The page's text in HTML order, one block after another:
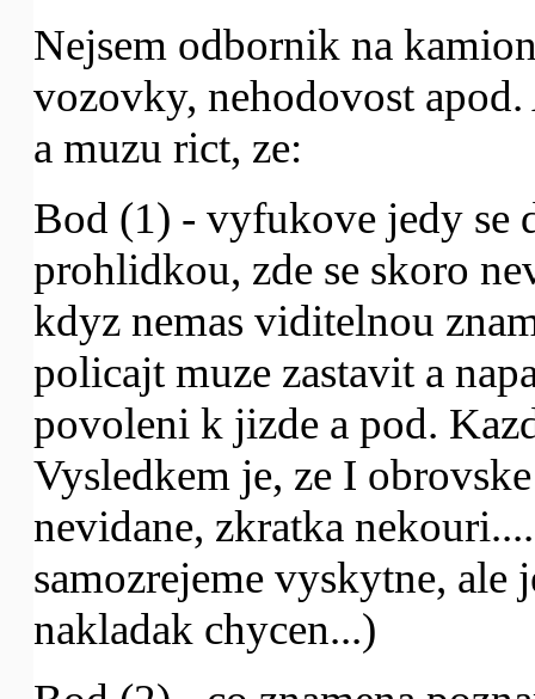
Nejsem odbornik na
vozovky, nehodovost
a muzu rict, ze:
Bod (1) - vyfukove jedy se
prohlidkou, zde se skoro
kdyz nemas viditelnou
policajt muze zastavit a
povoleni k jizde a pod.
Vysledkem je, ze I
nevidane, zkratka
samozrejeme vyskytne, ale
nakladak chycen...)